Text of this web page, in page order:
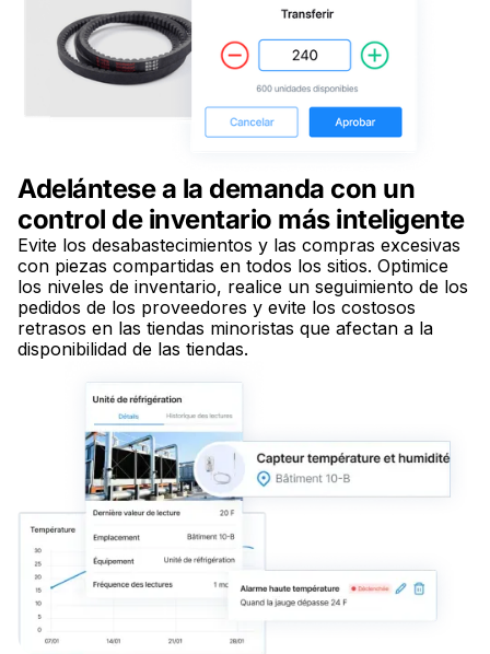
Adelántese a la demanda con un
control de inventario más inteligente
Evite los desabastecimientos y las compras excesivas
con piezas compartidas en todos los sitios. Optimice
los niveles de inventario, realice un seguimiento de los
pedidos de los proveedores y evite los costosos
retrasos en las tiendas minoristas que afectan a la
disponibilidad de las tiendas.